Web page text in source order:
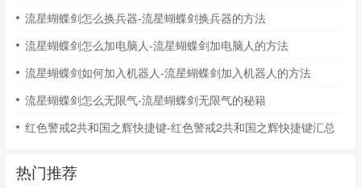
流星蝴蝶剑怎么换兵器-流星蝴蝶剑换兵器的方法
流星蝴蝶剑怎么加电脑人-流星蝴蝶剑加电脑人的方法
流星蝴蝶剑如何加入机器人-流星蝴蝶剑加入机器人的方法
流星蝴蝶剑怎么无限气-流星蝴蝶剑无限气的秘籍
红色警戒2共和国之辉快捷键-红色警戒2共和国之辉快捷键汇总
热门推荐